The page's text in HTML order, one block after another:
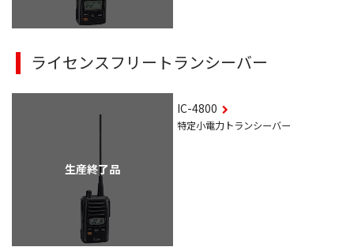
ライセンスフリートランシーバー
生産終了品
IC-4800
特定小電力トランシーバー